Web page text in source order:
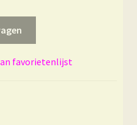
favorietenlijst